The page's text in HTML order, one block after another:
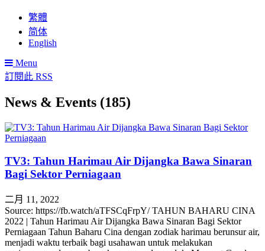
繁體
简体
English
Menu
訂閱此 RSS
News & Events (185)
TV3: Tahun Harimau Air Dijangka Bawa Sinaran
Bagi Sektor Perniagaan
二月 11, 2022
Source: https://fb.watch/aTFSCqFrpY/ TAHUN BAHARU CINA
2022 | Tahun Harimau Air Dijangka Bawa Sinaran Bagi Sektor
Perniagaan Tahun Baharu Cina dengan zodiak harimau berunsur air,
menjadi waktu terbaik bagi usahawan untuk melakukan